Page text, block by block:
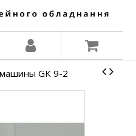
GK 9-2